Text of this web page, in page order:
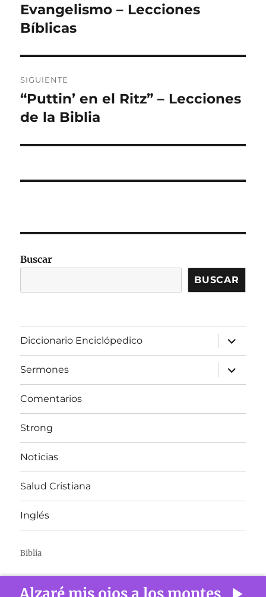
entradas
anterior:
Evangelismo – Lecciones
Bíblicas
SIGUIENTE
Entrada
siguiente:
“Puttin’ en el Ritz” – Lecciones
de la Biblia
Buscar
BUSCAR
Diccionario Enciclópedico
expandir
el
menú
inferior
Sermones
expandir
el
menú
Comentarios
Strong
Noticias
Salud Cristiana
Inglés
Biblia